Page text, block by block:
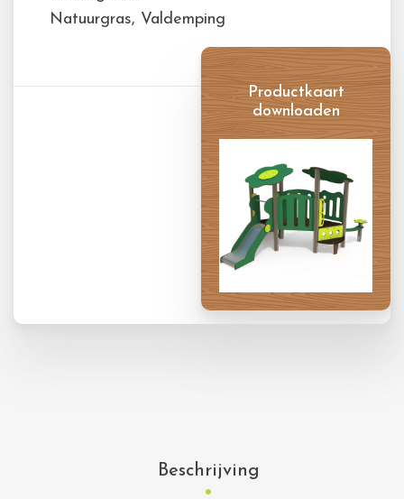
Natuurgras, Valdemping
Productkaart
downloaden
Beschrijving